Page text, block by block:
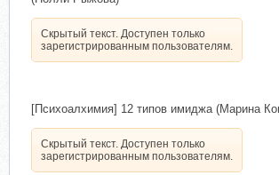
Скрытый текст. Доступен только
зарегистрированным пользователям.
[Психоалхимия] 12 типов имиджа (Марина
Скрытый текст. Доступен только
зарегистрированным пользователям.